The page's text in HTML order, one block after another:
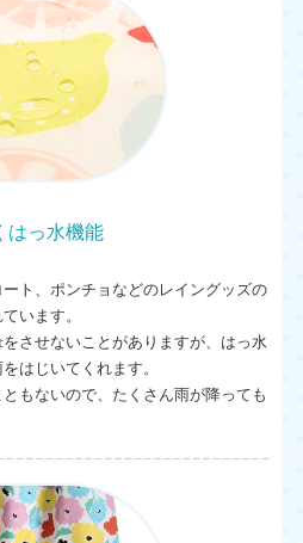
はっ水機能
ト、ポンチョなどのレイングッズの
います。
させないことがありますが、はっ水
はじいてくれます。
もないので、たくさん雨が降っても